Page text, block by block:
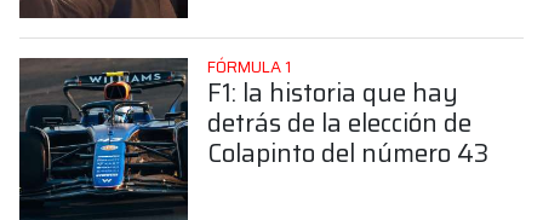
FÓRMULA 1
F1: la historia que hay
detrás de la elección de
Colapinto del número 43